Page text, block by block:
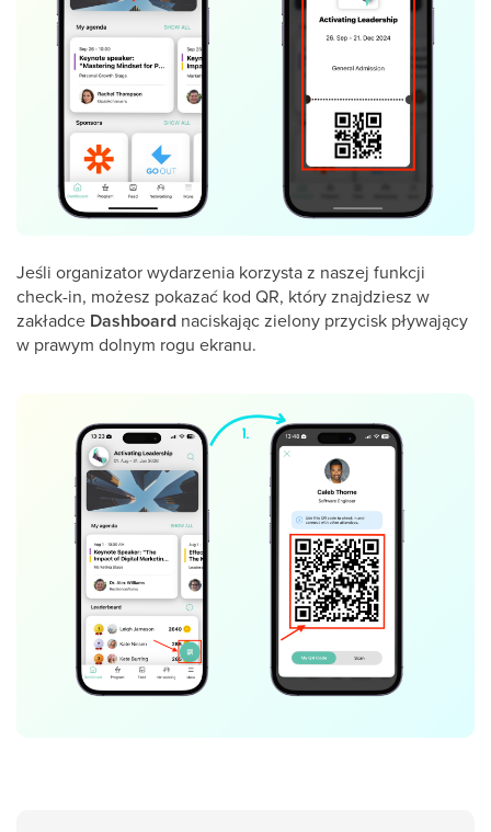
Jeśli organizator wydarzenia korzysta z naszej funkcji
check-in, możesz pokazać kod QR, który znajdziesz w
zakładce Dashboard naciskając zielony przycisk pływający
w prawym dolnym rogu ekranu.